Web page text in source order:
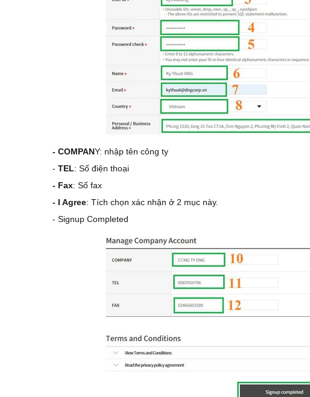
- COMPANY: nhập tên công ty
- TEL: Số điện thoại
- Fax: Số fax
- I Agree: Tích chọn xác nhận ở 2 mục này.
- Signup Completed